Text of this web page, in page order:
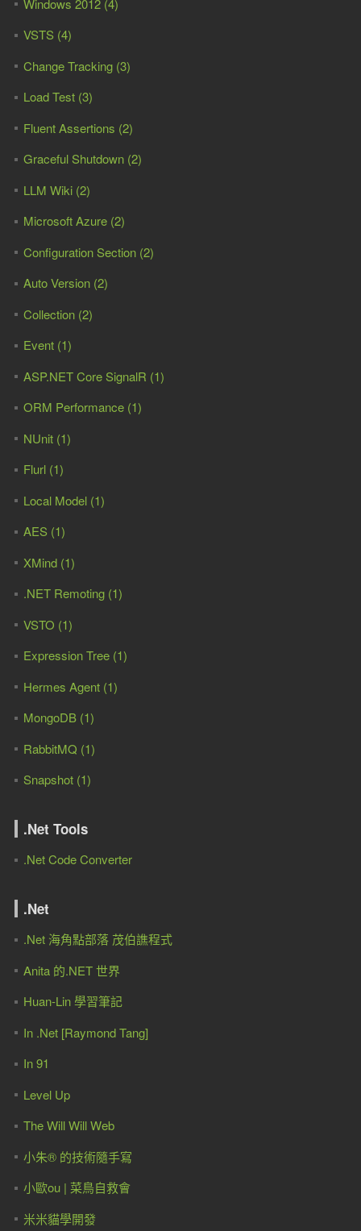
VSTS (4)
Change Tracking (3)
Load Test (3)
Fluent Assertions (2)
Graceful Shutdown (2)
LLM Wiki (2)
Microsoft Azure (2)
Configuration Section (2)
Auto Version (2)
Collection (2)
Event (1)
ASP.NET Core SignalR (1)
ORM Performance (1)
NUnit (1)
Flurl (1)
Local Model (1)
AES (1)
XMind (1)
.NET Remoting (1)
VSTO (1)
Expression Tree (1)
Hermes Agent (1)
MongoDB (1)
RabbitMQ (1)
Snapshot (1)
.Net Tools
.Net Code Converter
.Net
.Net 海角點部落 茂伯譙程式
Anita 的.NET 世界
Huan-Lin 學習筆記
In .Net [Raymond Tang]
In 91
Level Up
The Will Will Web
小朱® 的技術隨手寫
小歐ou | 菜鳥自救會
米米貓學開發